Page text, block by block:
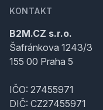
KONTAKT
B2M.CZ s.r.o.
Šafránkova 1243/3
155 00 Praha 5
IČO: 27455971
DIČ: CZ27455971